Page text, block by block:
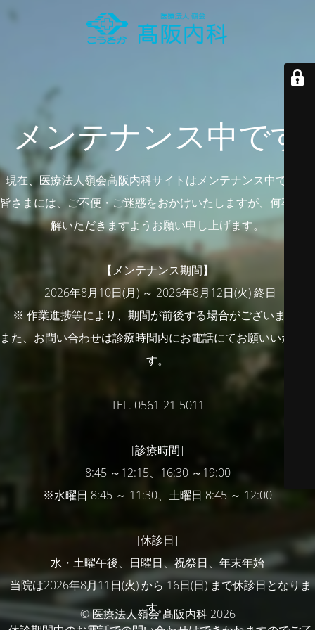
メンテナンス中です
現在、医療法人嶺会髙阪内科サイトはメンテナンス中です。
皆さまには、ご不便・ご迷惑をおかけいたしますが、何卒ご理
解いただきますようお願い申し上げます。
【メンテナンス期間】
2026年8月10日(月) ～ 2026年8月12日(火) 終日
※ 作業進捗等により、期間が前後する場合がございます。
また、お問い合わせは診療時間内にお電話にてお願いいたしま
す。
TEL. 0561-21-5011
[診療時間]
8:45 ～12:15、16:30 ～19:00
※水曜日 8:45 ～ 11:30、土曜日 8:45 ～ 12:00
[休診日]
水・土曜午後、日曜日、祝祭日、年末年始
当院は2026年8月11日(火) から 16日(日) まで休診日となりま
す。
© 医療法人嶺会 髙阪内科 2026